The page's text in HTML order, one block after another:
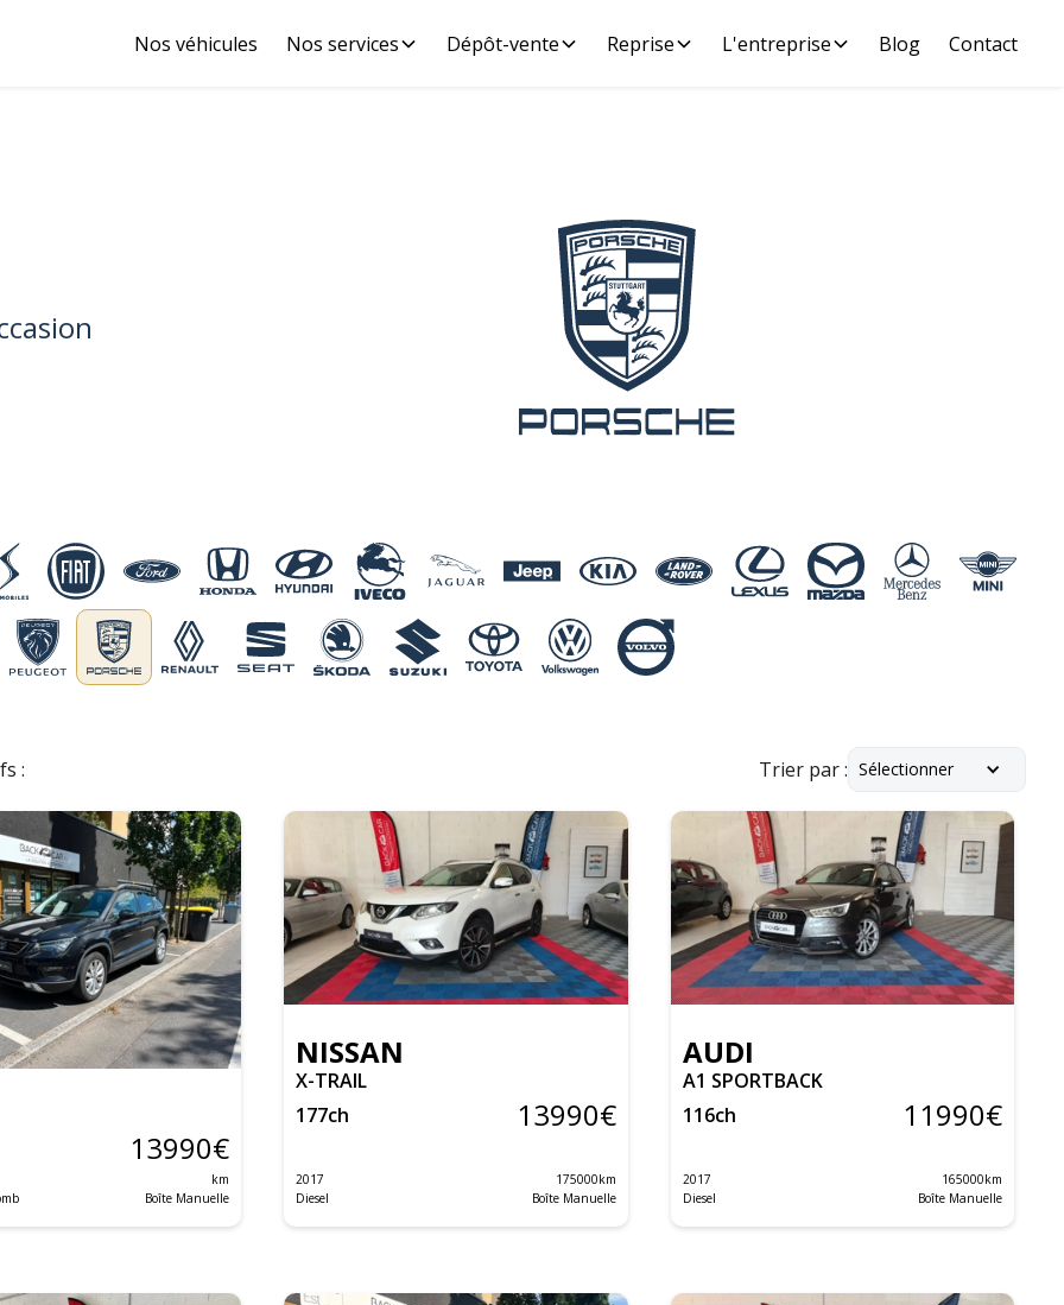
Nos véhicules Nos services Dépôt-vente Reprise L'entreprise Blog Contact
: Trier par : Sélectionner
13990€
km
Boîte Manuelle
NISSAN
X-TRAIL
177ch 13990€
2017 175000km
Diesel
Boîte Manuelle
AUDI
A1 SPORTBACK
116ch 11990€
2017 165000km
Diesel
Boîte Manuelle